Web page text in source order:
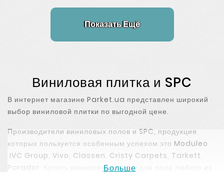
Показать Ещё
Виниловая плитка и SPC
В интернет магазине Parket.ua представлен широкий
выбор виниловой плитки по выгодной цене.
Производители виниловых полов и SPC, продукция
которых пользуется особенным успехом это Moduleo
IVC Group, Vivo, Classen, Cristy Carpets, Tarkett,
Parador . Купить виниловую плитку для пола любого из
Больше